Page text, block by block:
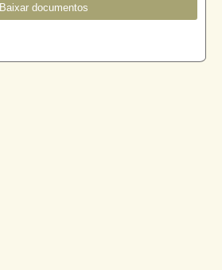
Baixar documentos